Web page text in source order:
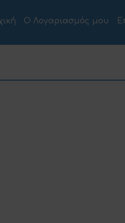
Ο Λογαριασμός μου